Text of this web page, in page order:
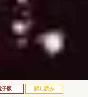
子版 試し読み